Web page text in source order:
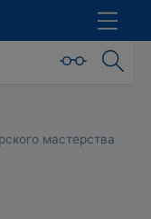
мастерства